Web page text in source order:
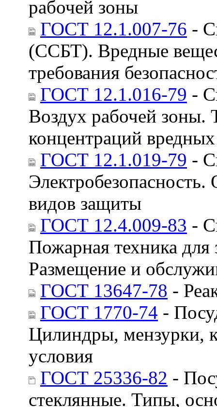
рабочей зоны
ГОСТ 12.1.007-76 -
(ССБТ). Вредные
требования
ГОСТ 12.1.016-79 -
Воздух рабочей зоны.
концентраций
ГОСТ 12.1.019-79 -
видов защиты
ГОСТ 12.4.009-83 -
Пожарная техника
Размещение и
ГОСТ 13647-78 -
ГОСТ 1770-74 -
Цилиндры, мензурки,
условия
ГОСТ 25336-82 -
стеклянные. Типы,